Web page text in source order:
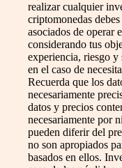
realizar cualquier
criptomonedas
asociados de operar
considerando tus
experiencia, riesgo y
en el caso de
Recuerda que los
necesariamente
datos y precios
necesariamente por
pueden diferir del
no son apropiados
basados en ellos.